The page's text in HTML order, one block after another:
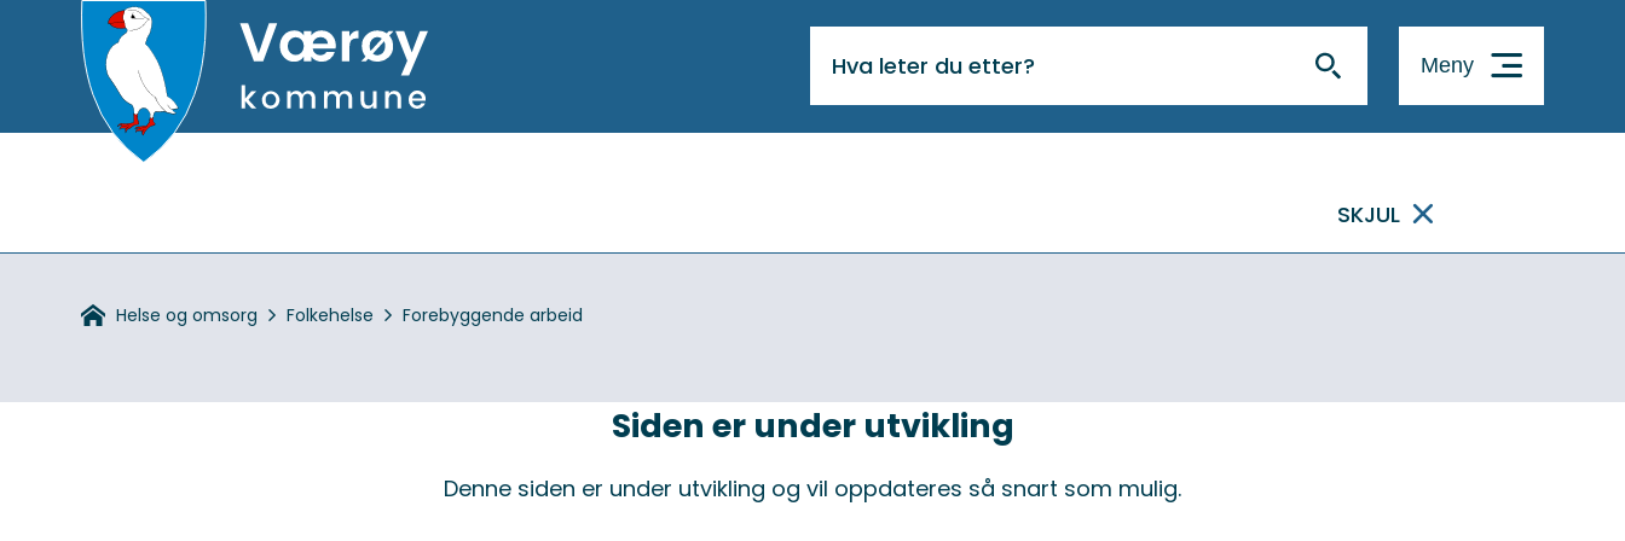
Hovedportal
Meny
MELDING
SKJUL
Du Helse og omsorg Folkehelse Forebyggende arbeid
Siden er under utvikling
Denne siden er under utvikling og vil oppdateres så snart som mulig.